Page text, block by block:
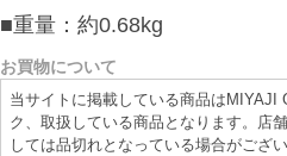
■重量：約0.68kg
お買物について
当サイトに掲載している商品はMIYAJI
ク、取扱している商品となります。店
しては品切れとなっている場合がござ